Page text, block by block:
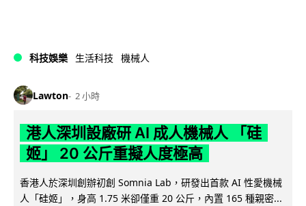
科技娛樂 生活科技 機械人
Lawton 2 小時
港人深圳設廠研 AI 成人機械人 「硅
姬」 20 公斤重擬人度極高
香港人於深圳創辦初創 Somnia Lab，研發出首款 AI 性愛機械
人「硅姬」，身高 1.75 米卻僅重 20 公斤，內置 165 種親密...